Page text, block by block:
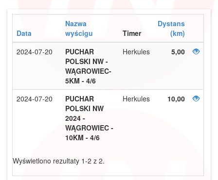
Data
Nazwa
wyścigu
Timer
Dystans
(km)
2024-07-20
PUCHAR
POLSKI NW -
WĄGROWIEC-
5KM - 4/6
Herkules 5,00
2024-07-20
PUCHAR
POLSKI NW
2024 -
WĄGROWIEC -
10KM - 4/6
Herkules 10,00
Wyświetlono rezultaty 1-2 z 2.